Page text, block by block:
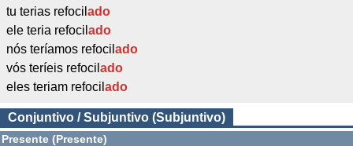
tu terias refocil ado
ele teria refocil ado
nós teríamos refocil ado
vós teríeis refocil ado
eles teriam refocil ado
Conjuntivo / Subjuntivo (Subjuntivo)
Presente (Presente)